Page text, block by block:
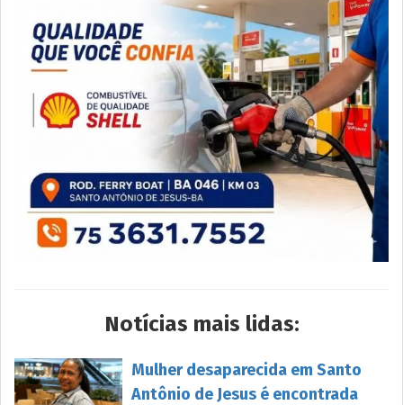
Notícias mais lidas:
Mulher desaparecida em Santo
Antônio de Jesus é encontrada